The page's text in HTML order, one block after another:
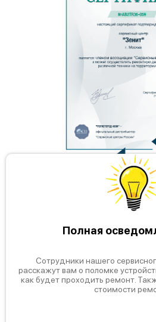
Полная
Сотрудники нашего
расскажут вам о поломке
как будет проходить ремонт.
стоимости